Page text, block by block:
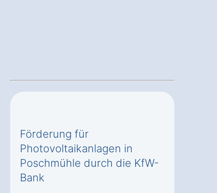
Förderung für
Photovoltaikanlagen in
Poschmühle durch die KfW-
Bank